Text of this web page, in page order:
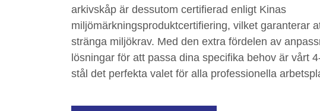
arkivskåp är dessutom certifierad enligt Kinas
miljömärkningsproduktcertifiering, vilket garanterar
stränga miljökrav. Med den extra fördelen av
lösningar för att passa dina specifika behov är vårt
stål det perfekta valet för alla professionella